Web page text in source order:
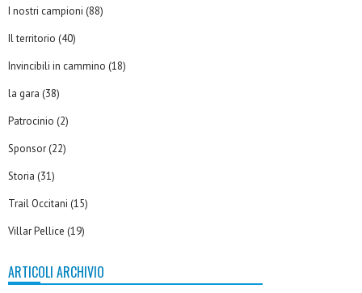
I nostri campioni (88)
Il territorio (40)
Invincibili in cammino (18)
la gara (38)
Patrocinio (2)
Sponsor (22)
Storia (31)
Trail Occitani (15)
Villar Pellice (19)
ARTICOLI ARCHIVIO